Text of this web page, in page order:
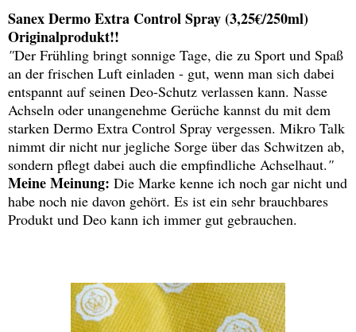
Sanex Dermo Extra Control Spray (3,25€/250ml)
Originalprodukt!!
"Der Frühling bringt sonnige Tage, die zu Sport und Spaß
an der frischen Luft einladen - gut, wenn man sich dabei
entspannt auf seinen Deo-Schutz verlassen kann. Nasse
Achseln oder unangenehme Gerüche kannst du mit dem
starken Dermo Extra Control Spray vergessen. Mikro Talk
nimmt dir nicht nur jegliche Sorge über das Schwitzen ab,
sondern pflegt dabei auch die empfindliche Achselhaut."
Meine Meinung: Die Marke kenne ich noch gar nicht und
habe noch nie davon gehört. Es ist ein sehr brauchbares
Produkt und Deo kann ich immer gut gebrauchen.